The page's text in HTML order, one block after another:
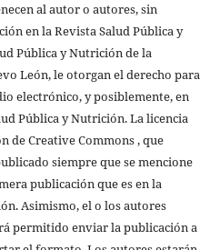
al autor o autores, sin
en la Revista Salud Pública y
Pública y Nutrición de la
León, le otorgan el derecho para
electrónico, y posiblemente, en
Pública y Nutrición. La licencia
de Creative Commons , que
siempre que se mencione
publicación que es en la
Asimismo, el o los autores
permitido enviar la publicación a